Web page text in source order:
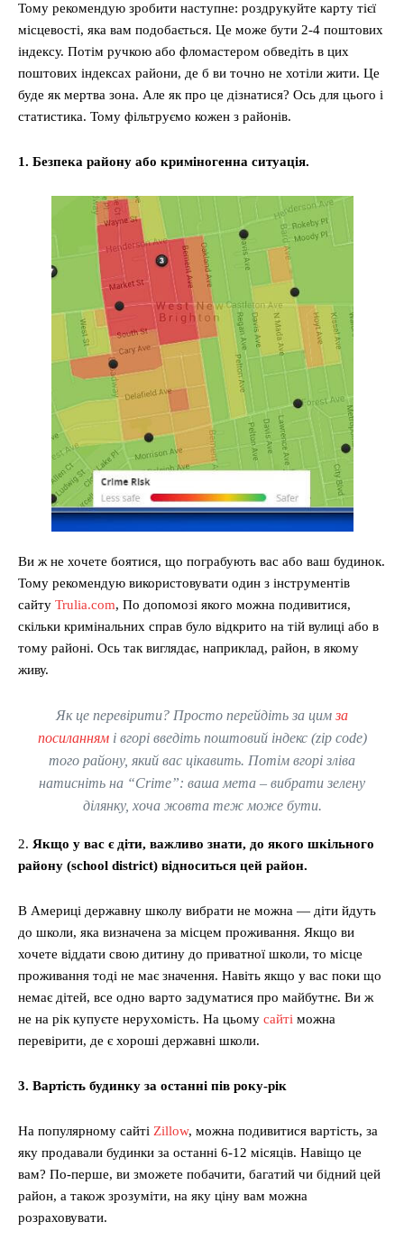
Тому рекомендую зробити наступне: роздрукуйте карту тієї
місцевості, яка вам подобається. Це може бути 2-4 поштових
індексу. Потім ручкою або фломастером обведіть в цих
поштових індексах райони, де б ви точно не хотіли жити. Це
буде як мертва зона. Але як про це дізнатися? Ось для цього і
статистика. Тому фільтруємо кожен з районів.
1. Безпека району або криміногенна ситуація.
Ви ж не хочете боятися, що пограбують вас або ваш будинок.
Тому рекомендую використовувати один з інструментів
сайту Trulia.com, По допомозі якого можна подивитися,
скільки кримінальних справ було відкрито на тій вулиці або в
тому районі. Ось так виглядає, наприклад, район, в якому
живу.
Як це перевірити? Просто перейдіть за цим за
посиланнямі вгорі введіть поштовий індекс (zip code)
того району, який вас цікавить. Потім вгорі зліва
натисніть на “Crime”: ваша мета – вибрати зелену
ділянку, хоча жовта теж може бути.
2. Якщо у вас є діти, важливо знати, до якого шкільного
району (school district) відноситься цей район.
В Америці державну школу вибрати не можна — діти йдуть
до школи, яка визначена за місцем проживання. Якщо ви
хочете віддати свою дитину до приватної школи, то місце
проживання тоді не має значення. Навіть якщо у вас поки що
немає дітей, все одно варто задуматися про майбутнє. Ви ж
не на рік купуєте нерухомість. На цьому сайті можна
перевірити, де є хороші державні школи.
3. Вартість будинку за останні пів року-рік
На популярному сайті Zillow, можна подивитися вартість, за
яку продавали будинки за останні 6-12 місяців. Навіщо це
вам? По-перше, ви зможете побачити, багатий чи бідний цей
район, а також зрозуміти, на яку ціну вам можна
розраховувати.